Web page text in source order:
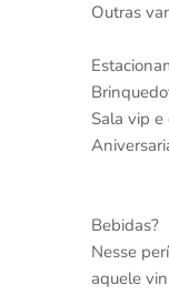
Outras
Sala vip
Bebidas?
Nesse
aquele